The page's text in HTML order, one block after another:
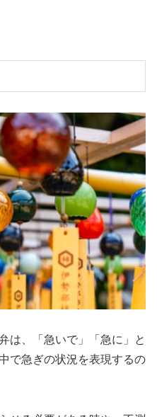
は、「急いで」「急に」と
で急ぎの状況を表現するの